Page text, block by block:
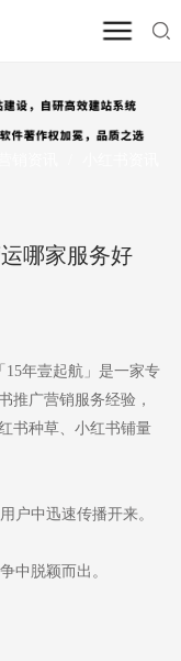
哪家服务好
年壹起航」是一家专
推广营销服务经验，
书种草、小红书铺量
户中迅速传播开来。
中脱颖而出。